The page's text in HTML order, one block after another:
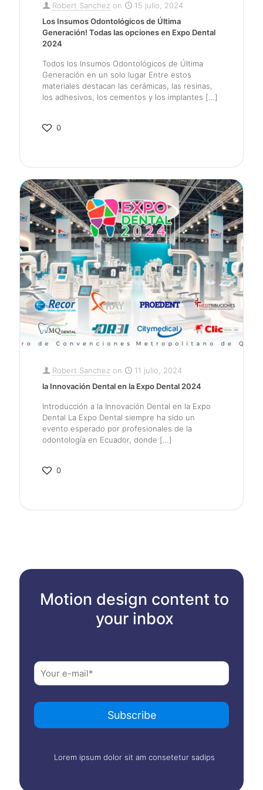
Robert Sanchez on
15 julio, 2024
Los Insumos Odontológicos de Última
Generación! Todas las opciones en Expo Dental
2024
Todos los Insumos Odontológicos de Última
Generación en un solo lugar Entre estos
materiales destacan las cerámicas, las resinas,
los adhesivos, los cementos y los implantes […]
0
Robert Sanchez on
11 julio, 2024
la Innovación Dental en la Expo Dental 2024
Introducción a la Innovación Dental en la Expo
Dental La Expo Dental siempre ha sido un
evento esperado por profesionales de la
odontología en Ecuador, donde […]
0
Motion design content to
your inbox
Lorem ipsum dolor sit am consetetur sadips